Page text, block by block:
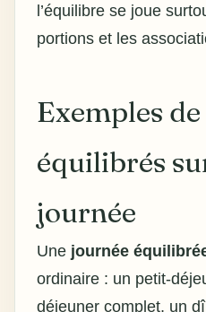
l’équilibre se joue
portions et les
Exemples
équilibrés
journée
Une journée
ordinaire : un petit-
déjeuner complet, un